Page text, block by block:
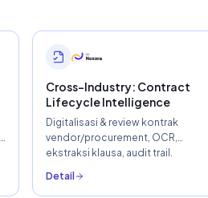
Cross-Industry: Contract
Lifecycle Intelligence
Digitalisasi & review kontrak
vendor/procurement, OCR,
ekstraksi klausa, audit trail.
Detail